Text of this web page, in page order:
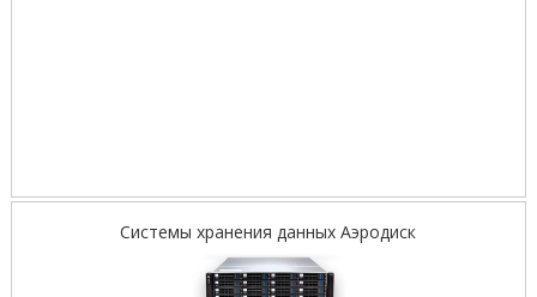
Системы хранения данных Аэродиск